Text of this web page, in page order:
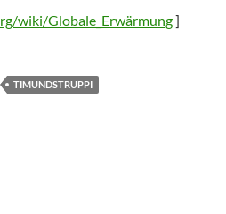
wiki/Globale_Erwärmung]
TIMUNDSTRUPPI